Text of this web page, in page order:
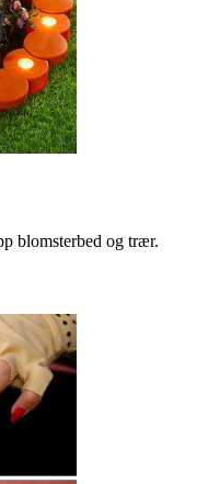
blomster­bed og trær.